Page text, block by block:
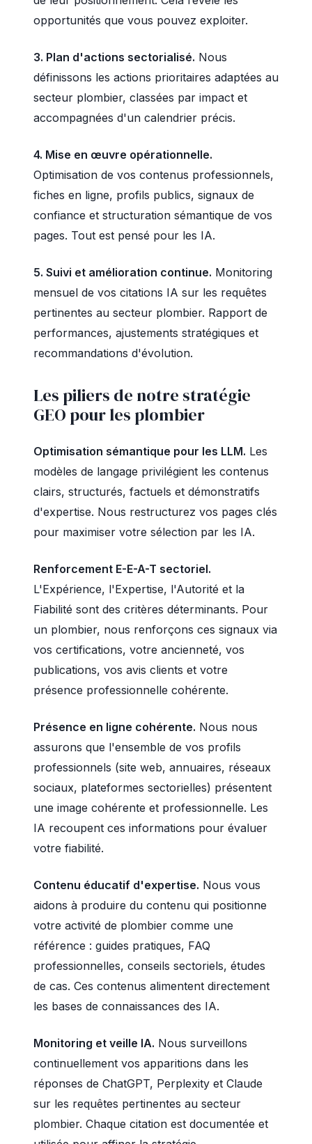
opportunités que vous pouvez exploiter.
3. Plan d'actions sectorialisé. Nous
définissons les actions prioritaires adaptées au
secteur plombier, classées par impact et
accompagnées d'un calendrier précis.
4. Mise en œuvre opérationnelle.
Optimisation de vos contenus professionnels,
fiches en ligne, profils publics, signaux de
confiance et structuration sémantique de vos
pages. Tout est pensé pour les IA.
5. Suivi et amélioration continue. Monitoring
mensuel de vos citations IA sur les requêtes
pertinentes au secteur plombier. Rapport de
performances, ajustements stratégiques et
recommandations d'évolution.
Les piliers de notre stratégie
GEO pour les plombier
Optimisation sémantique pour les LLM. Les
modèles de langage privilégient les contenus
clairs, structurés, factuels et démonstratifs
d'expertise. Nous restructurez vos pages clés
pour maximiser votre sélection par les IA.
Renforcement E-E-A-T sectoriel.
L'Expérience, l'Expertise, l'Autorité et la
Fiabilité sont des critères déterminants. Pour
un plombier, nous renforçons ces signaux via
vos certifications, votre ancienneté, vos
publications, vos avis clients et votre
présence professionnelle cohérente.
Présence en ligne cohérente. Nous nous
assurons que l'ensemble de vos profils
professionnels (site web, annuaires, réseaux
sociaux, plateformes sectorielles) présentent
une image cohérente et professionnelle. Les
IA recoupent ces informations pour évaluer
votre fiabilité.
Contenu éducatif d'expertise. Nous vous
aidons à produire du contenu qui positionne
votre activité de plombier comme une
référence : guides pratiques, FAQ
professionnelles, conseils sectoriels, études
de cas. Ces contenus alimentent directement
les bases de connaissances des IA.
Monitoring et veille IA. Nous surveillons
continuellement vos apparitions dans les
réponses de ChatGPT, Perplexity et Claude
sur les requêtes pertinentes au secteur
plombier. Chaque citation est documentée et